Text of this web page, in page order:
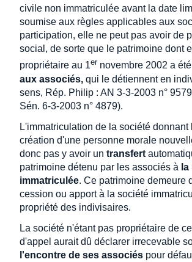
civile non immatriculée avant la date
soumise aux règles applicables aux
participation, elle ne peut pas avoir de
social, de sorte que le patrimoine dont
propriétaire au 1er novembre 2002 a été
aux associés, qui le détiennent en
sens, Rép. Philip : AN 3-3-2003 n°
Sén. 6-3-2003 n° 4879).
L'immatriculation de la société donnant
création d'une personne morale
donc pas y avoir un transfert
patrimoine détenu par les associés à
immatriculée. Ce patrimoine demeure
cession ou apport à la société
propriété des indivisaires.
La société n'étant pas propriétaire de
d'appel aurait dû déclarer irrecevable
l'encontre de ses associés pour